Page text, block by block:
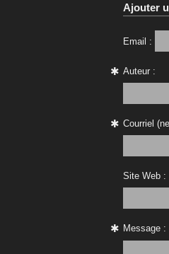
Ajouter
Email :
Auteur :
Courriel
Site Web :
Message :